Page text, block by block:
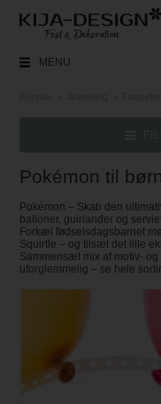
MENU
Pokémon til
Pokémon – Skab den
balloner, guirlander og
Forkæl fødselsdagsbarnet
Squirtle – og tilsæt det lille
Sammensæt mix af motiv- og
uforglemmelig – se hele